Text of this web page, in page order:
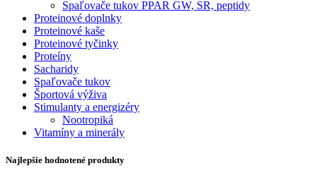
Spaľovače tukov PPAR GW, SR, peptidy
Proteinové doplnky
Proteinové kaše
Proteinové tyčinky
Proteíny
Sacharidy
Spaľovače tukov
Športová výživa
Stimulanty a energizéry
Nootropiká
Vitamíny a minerály
Najlepšie hodnotené produkty